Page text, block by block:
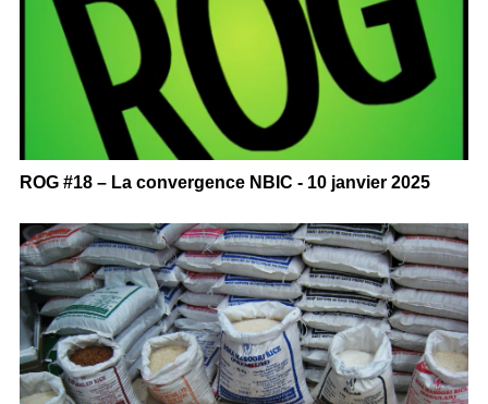
ROG #18 – La convergence NBIC - 10 janvier 2025